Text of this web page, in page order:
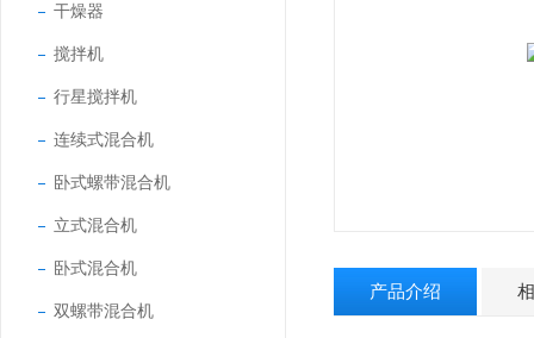
干燥器
搅拌机
行星搅拌机
连续式混合机
卧式螺带混合机
立式混合机
卧式混合机
双螺带混合机
产品介绍